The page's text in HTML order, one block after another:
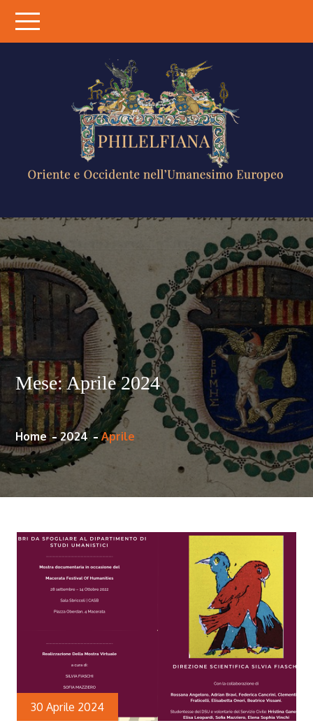
content
OCCIDENTE
NELL'UMANESIMO
EUROPEO
Mese:Aprile 2024
Home 2024 Aprile
30 Aprile 2024